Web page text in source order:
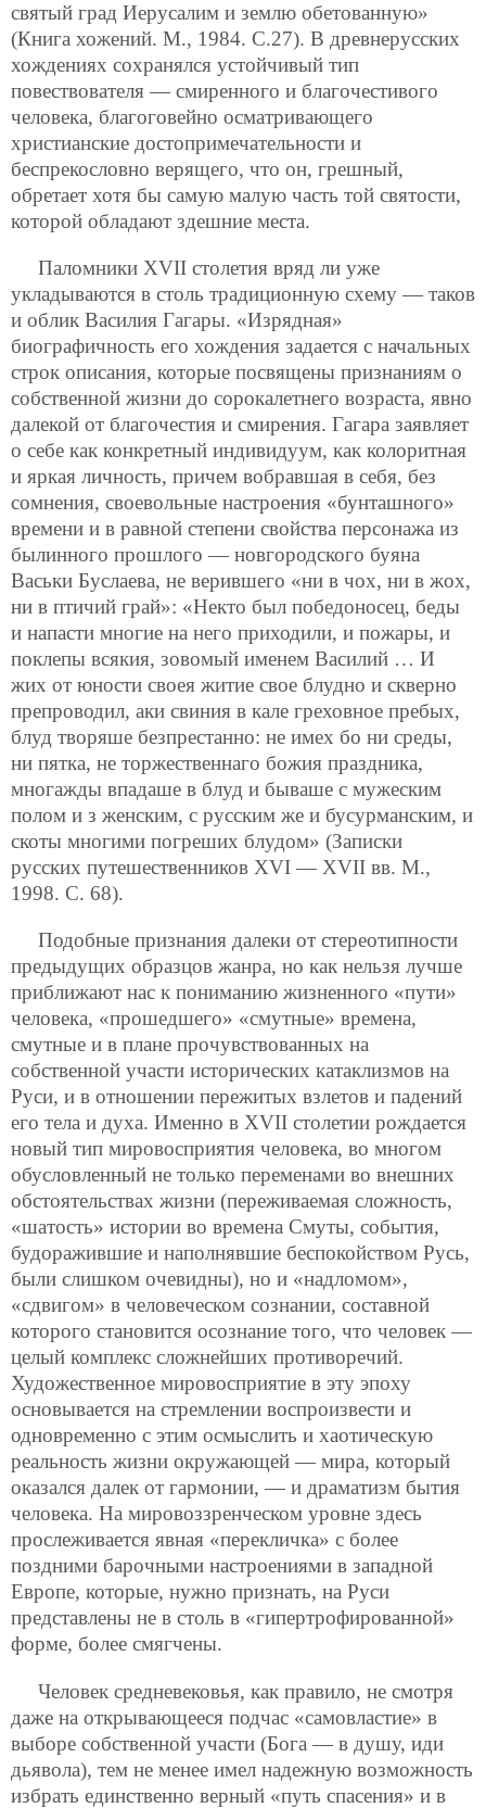
святый град Иерусалим и землю обетованную»
(Книга хожений. М., 1984. С.27). В древнерусских
хождениях сохранялся устойчивый тип
повествователя — смиренного и благочестивого
человека, благоговейно осматривающего
христианские достопримечательности и
беспрекословно верящего, что он, грешный,
обретает хотя бы самую малую часть той святости,
которой обладают здешние места.
Паломники XVII столетия вряд ли уже
укладываются в столь традиционную схему — таков
и облик Василия Гагары. «Изрядная»
биографичность его хождения задается с начальных
строк описания, которые посвящены признаниям о
собственной жизни до сорокалетнего возраста, явно
далекой от благочестия и смирения. Гагара заявляет
о себе как конкретный индивидуум, как колоритная
и яркая личность, причем вобравшая в себя, без
сомнения, своевольные настроения «бунташного»
времени и в равной степени свойства персонажа из
былинного прошлого — новгородского буяна
Васьки Буслаева, не верившего «ни в чох, ни в жох,
ни в птичий грай»: «Некто был победоносец, беды
и напасти многие на него приходили, и пожары, и
поклепы всякия, зовомый именем Василий … И
жих от юности своея житие свое блудно и скверно
препроводил, аки свиния в кале греховное пребых,
блуд творяше безпрестанно: не имех бо ни среды,
ни пятка, не торжественнаго божия праздника,
многажды впадаше в блуд и бываше с мужеским
полом и з женским, с русским же и бусурманским, и
скоты многими погреших блудом» (Записки
русских путешественников XVI — XVII вв. М.,
1998. С. 68).
Подобные признания далеки от стереотипности
предыдущих образцов жанра, но как нельзя лучше
приближают нас к пониманию жизненного «пути»
человека, «прошедшего» «смутные» времена,
смутные и в плане прочувствованных на
собственной участи исторических катаклизмов на
Руси, и в отношении пережитых взлетов и падений
его тела и духа. Именно в XVII столетии рождается
новый тип мировосприятия человека, во многом
обусловленный не только переменами во внешних
обстоятельствах жизни (переживаемая сложность,
«шатость» истории во времена Смуты, события,
будоражившие и наполнявшие беспокойством Русь,
были слишком очевидны), но и «надломом»,
«сдвигом» в человеческом сознании, составной
которого становится осознание того, что человек —
целый комплекс сложнейших противоречий.
Художественное мировосприятие в эту эпоху
основывается на стремлении воспроизвести и
одновременно с этим осмыслить и хаотическую
реальность жизни окружающей — мира, который
оказался далек от гармонии, — и драматизм бытия
человека. На мировоззренческом уровне здесь
прослеживается явная «перекличка» с более
поздними барочными настроениями в западной
Европе, которые, нужно признать, на Руси
представлены не в столь в «гипертрофированной»
форме, более смягчены.
Человек средневековья, как правило, не смотря
даже на открывающееся подчас «самовластие» в
выборе собственной участи (Бога — в душу, иди
дьявола), тем не менее имел надежную возможность
избрать единственно верный «путь спасения» и в